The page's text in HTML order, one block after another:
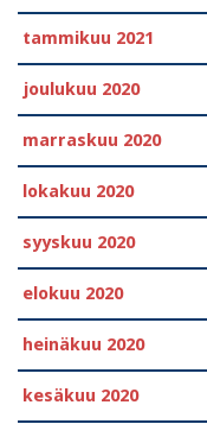
tammikuu 2021
joulukuu 2020
marraskuu 2020
lokakuu 2020
syyskuu 2020
elokuu 2020
heinäkuu 2020
kesäkuu 2020